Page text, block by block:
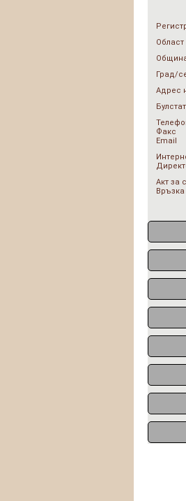
Област
Град/
Адрес
Булстат
Факс
Email
Акт за